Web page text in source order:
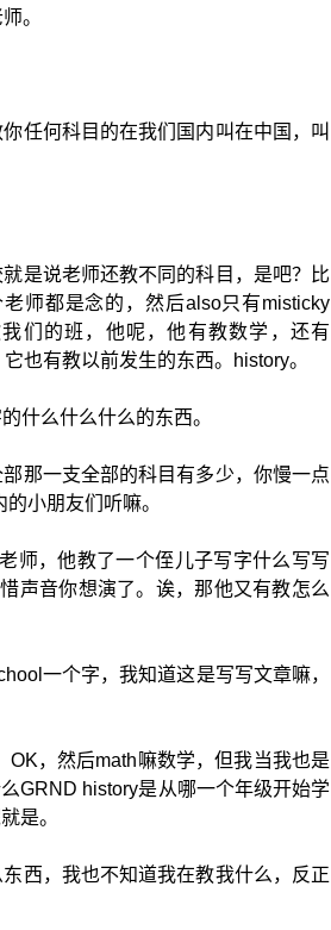
。
任何科目的在我们国内叫在中国，叫
是说老师还教不同的科目，是吧？比
师都是念的，然后also只有misticky
们的班，他呢，他有教数学，还有
也有教以前发生的东西。history。
什么什么什么的东西。
那一支全部的科目有多少，你慢一点
小朋友们听嘛。
师，他教了一个侄儿子写字什么写写
声音你想演了。诶，那他又有教怎么
一个字，我知道这是写写文章嘛，
，然后math嘛数学，但我当我也是
GRND history是从哪一个年级开始学
是。
西，我也不知道我在教我什么，反正